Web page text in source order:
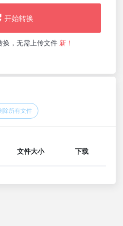
开始转换
换，无需上传文件 新！
除所有文件
文件大小 下载